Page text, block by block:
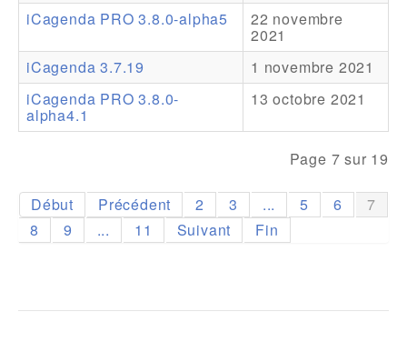
iCagenda PRO 3.8.0-alpha5
22 novembre
2021
iCagenda 3.7.19
1 novembre 2021
iCagenda PRO 3.8.0-
alpha4.1
13 octobre 2021
Page 7 sur 19
Début Précédent 2 3 ... 5 6
7
8
9 ... 11 Suivant Fin